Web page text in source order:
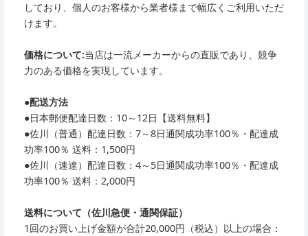
しており、個人のお客様から業者様まで幅広くご利用いただ
けます。
価格について:当店は一流メーカーからの直販であり、競争
力のある価格を実現しています。
●配送方法
●日本郵便配達日数：10～12日【送料無料】
●佐川（普通）配達日数：7～8日通関成功率100％・配達成
功率100％ 送料：1,500円
●佐川（速達）配達日数：4～5日通関成功率100％・配達成
功率100％ 送料：2,000円
送料について（佐川急便・通関保証）
1回のお買い上げ金額が合計20,000円（税込）以上の場合：